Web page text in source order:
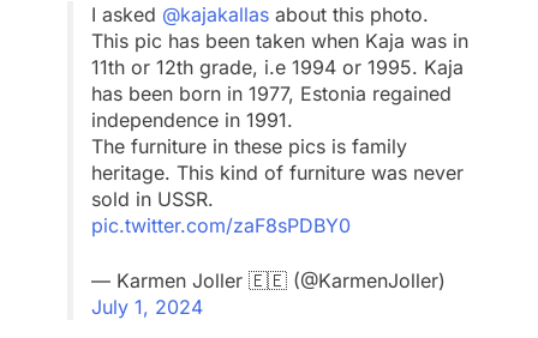
I asked @kajakallas about this photo.
This pic has been taken when Kaja was in
11th or 12th grade, i.e 1994 or 1995. Kaja
has been born in 1977, Estonia regained
independence in 1991.
The furniture in these pics is family
heritage. This kind of furniture was never
sold in USSR.
pic.twitter.com/zaF8sPDBY0
— Karmen Joller 🇪🇪 (@KarmenJoller)
July 1, 2024